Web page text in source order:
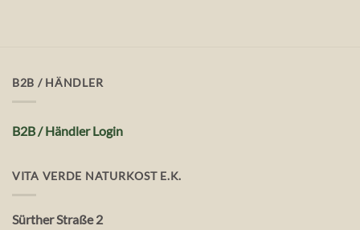
B2B / HÄNDLER
B2B / Händler Login
VITA VERDE NATURKOST E.K.
Sürther Straße 2